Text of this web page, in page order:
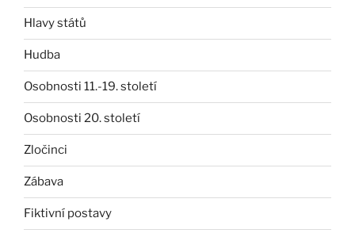
Hlavy států
Hudba
Osobnosti 11.-19. století
Osobnosti 20. století
Zločinci
Zábava
Fiktivní postavy